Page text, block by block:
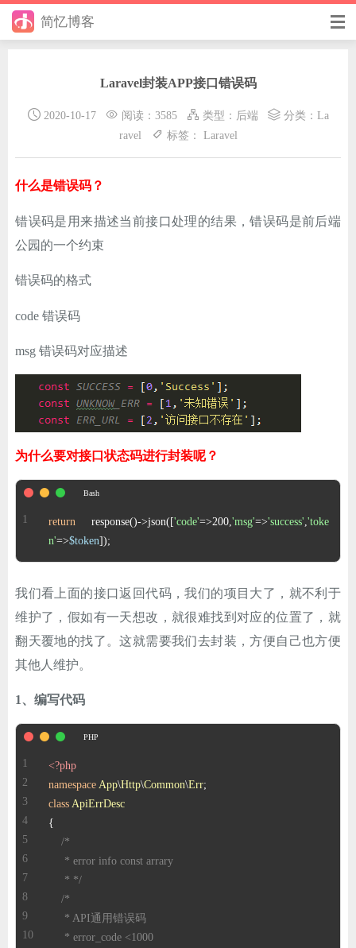
简忆博客
手册
日记
其它
ChatGPT
登录
Laravel封装APP接口错误码
2020-10-17 阅读：3585 类型： 后端 分类： La
ravel
标签： Laravel
什么是错误码？
错误码是用来描述当前接口处理的结果，错误码是前后端
公园的一个约束
错误码的格式
code 错误码
msg 错误码对应描述
为什么要对接口状态码进行封装呢？
return response()->json(['code'=>200,'msg'=>'success' ,'toke
n'=>$token]);
我们看上面的接口返回代码，我们的项目大了，就不利于
维护了，假如有一天想改，就很难找到对应的位置了，就
翻天覆地的找了。这就需要我们去封装，方便自己也方便
其他人维护。
1、编写代码
<?php
namespace App\Http\Common\Err
class ApiErrDesc
     * error info const arrary
     * */
     * API通用错误码
     * error_code <1000